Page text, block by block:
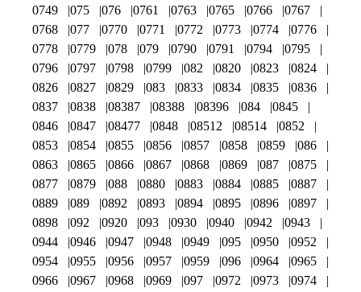
0749
075 076 0761 0763 0765 0766
0767
0768
077 0770 0771 0772 0773 0774
0776
0778
0779 078 079 0790 0791 0794
0795
0796
0797 0798 0799 082 0820 0823
0824
0826
0827 0829 083 0833 0834 0835
0836
0837
0838 08387 08388 08396 084
0845
0846
0847 08477 0848 08512 08514
0852
0853
0854 0855 0856 0857 0858 0859
086
0863
0865 0866 0867 0868 0869 087
0875
0877
0879 088 0880 0883 0884 0885
0887
0889
089 0892 0893 0894 0895 0896
0897
0898
092 0920 093 0930 0940 0942
0943
0944
0946 0947 0948 0949 095 0950
0952
0954
0955 0956 0957 0959 096 0964
0965
0966
0967 0968 0969 097 0972 0973
0974